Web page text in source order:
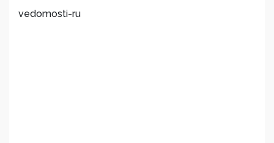
vedomosti-ru